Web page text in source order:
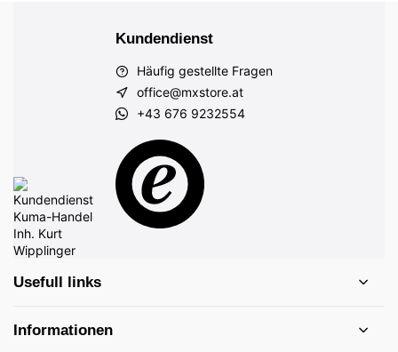
Kundendienst
Häufig gestellte Fragen
office@mxstore.at
+43 676 9232554
Usefull links
Informationen